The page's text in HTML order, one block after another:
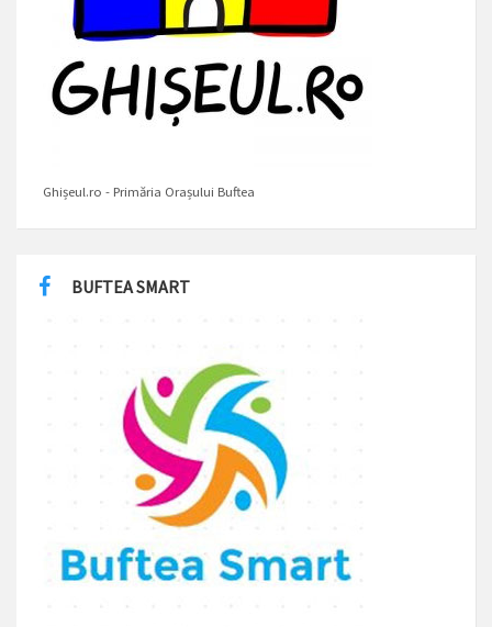
Ghișeul.ro - Primăria Orașului Buftea
BUFTEA SMART